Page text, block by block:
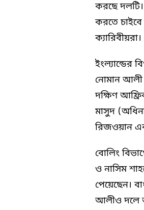
করছে দলটি।
করতে
ক্যারিবীয়রা।
ইংল্যান্ডের
নোমান আলী
দক্ষিণ
মাসুদ
রিজওয়ান
বোলিং
ও নাসিম
পেয়েছেন।
আলীও দলে